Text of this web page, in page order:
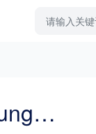
全字库正宋体TW-Sung-98_1